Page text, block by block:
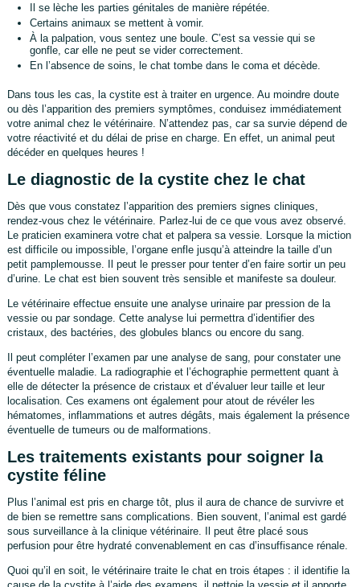
Il se lèche les parties génitales de manière répétée.
Certains animaux se mettent à vomir.
À la palpation, vous sentez une boule. C’est sa vessie qui se
gonfle, car elle ne peut se vider correctement.
En l’absence de soins, le chat tombe dans le coma et décède.
Dans tous les cas, la cystite est à traiter en urgence. Au moindre doute
ou dès l’apparition des premiers symptômes, conduisez immédiatement
votre animal chez le vétérinaire. N’attendez pas, car sa survie dépend de
votre réactivité et du délai de prise en charge. En effet, un animal peut
décéder en quelques heures !
Le diagnostic de la cystite chez le chat
Dès que vous constatez l’apparition des premiers signes cliniques,
rendez-vous chez le vétérinaire. Parlez-lui de ce que vous avez observé.
Le praticien examinera votre chat et palpera sa vessie. Lorsque la miction
est difficile ou impossible, l’organe enfle jusqu’à atteindre la taille d’un
petit pamplemousse. Il peut le presser pour tenter d’en faire sortir un peu
d’urine. Le chat est bien souvent très sensible et manifeste sa douleur.
Le vétérinaire effectue ensuite une analyse urinaire par pression de la
vessie ou par sondage. Cette analyse lui permettra d’identifier des
cristaux, des bactéries, des globules blancs ou encore du sang.
Il peut compléter l’examen par une analyse de sang, pour constater une
éventuelle maladie. La radiographie et l’échographie permettent quant à
elle de détecter la présence de cristaux et d’évaluer leur taille et leur
localisation. Ces examens ont également pour atout de révéler les
hématomes, inflammations et autres dégâts, mais également la présence
éventuelle de tumeurs ou de malformations.
Les traitements existants pour soigner la
cystite féline
Plus l’animal est pris en charge tôt, plus il aura de chance de survivre et
de bien se remettre sans complications. Bien souvent, l’animal est gardé
sous surveillance à la clinique vétérinaire. Il peut être placé sous
perfusion pour être hydraté convenablement en cas d’insuffisance rénale.
Quoi qu’il en soit, le vétérinaire traite le chat en trois étapes : il identifie la